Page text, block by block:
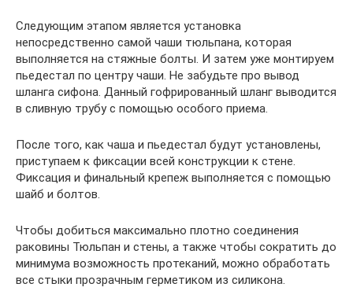
Следующим этапом является установка
непосредственно самой чаши тюльпана, которая
выполняется на стяжные болты. И затем уже монтируем
пьедестал по центру чаши. Не забудьте про вывод
шланга сифона. Данный гофрированный шланг выводится
в сливную трубу с помощью особого приема.
После того, как чаша и пьедестал будут установлены,
приступаем к фиксации всей конструкции к стене.
Фиксация и финальный крепеж выполняется с помощью
шайб и болтов.
Чтобы добиться максимально плотно соединения
раковины Тюльпан и стены, а также чтобы сократить до
минимума возможность протеканий, можно обработать
все стыки прозрачным герметиком из силикона.